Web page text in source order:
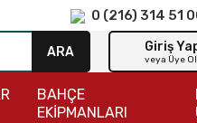
0 (216) 314 51
ARA Giriş
veya Üye Ol
BAHÇE
EKİPMANLARI